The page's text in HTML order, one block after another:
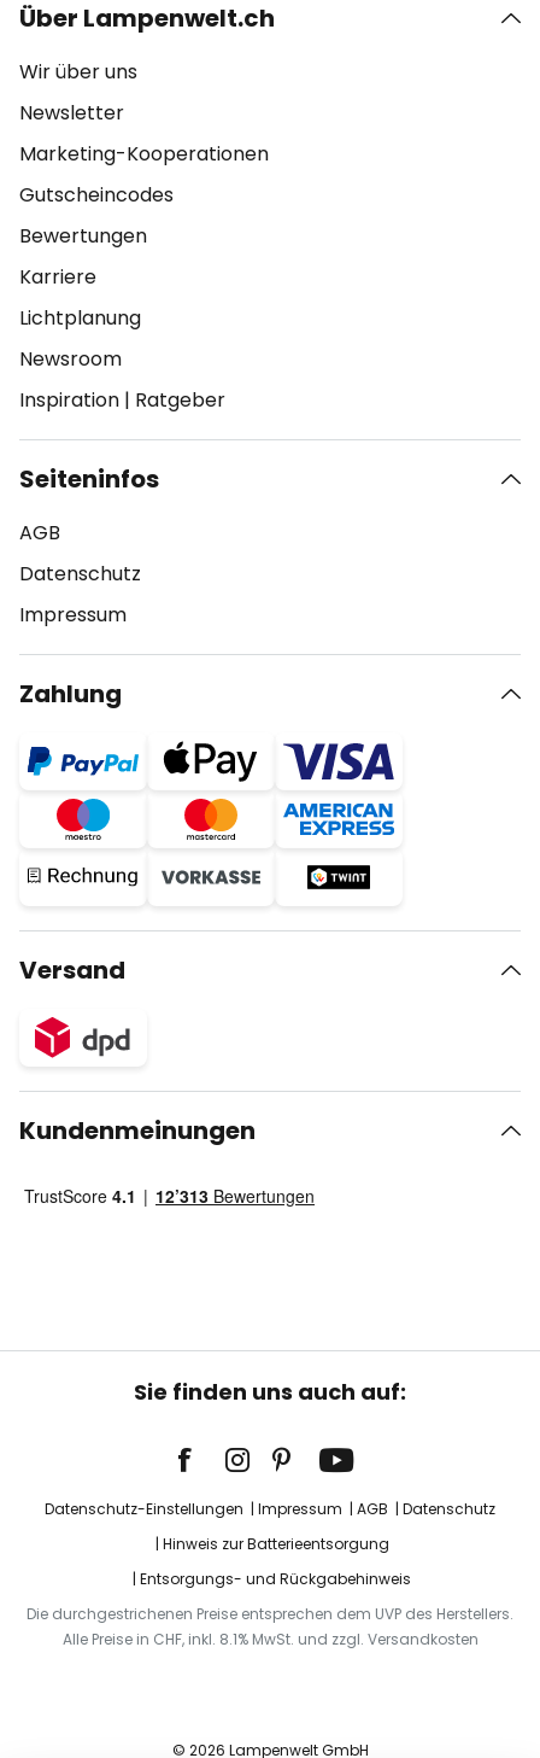
Über Lampenwelt.ch
Wir über uns
Newsletter
Marketing-Kooperationen
Gutscheincodes
Bewertungen
Karriere
Lichtplanung
Newsroom
Inspiration | Ratgeber
Seiteninfos
AGB
Datenschutz
Impressum
Zahlung
Versand
Kundenmeinungen
Sie finden uns auch auf:
Datenschutz-Einstellungen Impressum AGB
Datenschutz
Hinweis zur Batterieentsorgung
Entsorgungs- und Rückgabehinweis
Die durchgestrichenen Preise entsprechen dem UVP des Herstellers.
Alle Preise in CHF, inkl. 8.1% MwSt. und zzgl. Versandkosten
© 2026 Lampenwelt GmbH